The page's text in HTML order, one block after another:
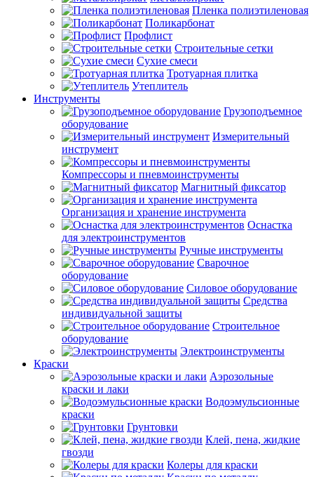
Пленка полиэтиленовая
Поликарбонат
Профлист
Строительные сетки
Сухие смеси
Тротуарная плитка
Утеплитель
Инструменты
Грузоподъемное
оборудование
Измерительный
инструмент
Компрессоры и пневмоинструменты
Магнитный фиксатор
Организация и хранение инструмента
Оснастка
для электроинструментов
Ручные инструменты
Сварочное
оборудование
Силовое оборудование
Средства
индивидуальной защиты
Строительное
оборудование
Электроинструменты
Краски
Аэрозольные
краски и лаки
Водоэмульсионные
краски
Грунтовки
Клей, пена, жидкие
гвозди
Колеры для краски